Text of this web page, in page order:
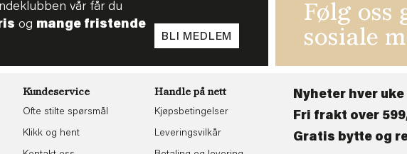
vår får du
og mange fristende
BLI MEDLEM
Følg oss
sosiale
Kundeservice
Ofte stilte spørsmål
Klikk og hent
Handle på nett
Kjøpsbetingelser
Leveringsvilkår
Nyheter hver uke
Fri frakt over
Gratis bytte og